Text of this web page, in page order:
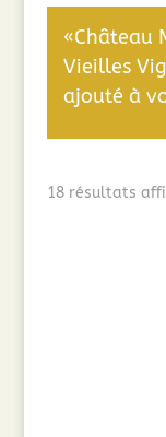
«Château
Vieilles
ajouté à
18 résultats